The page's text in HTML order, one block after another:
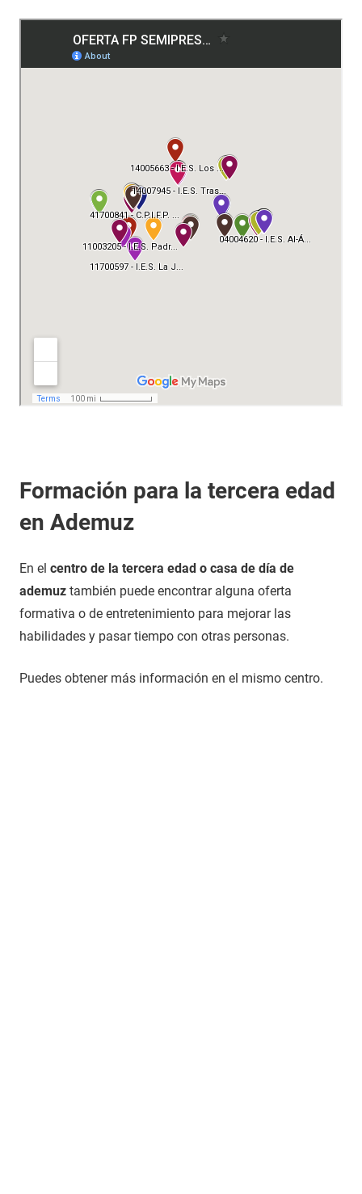
Formación para la tercera edad
en Ademuz
En el centro de la tercera edad o casa de día de
ademuz también puede encontrar alguna oferta
formativa o de entretenimiento para mejorar las
habilidades y pasar tiempo con otras personas.
Puedes obtener más información en el mismo centro.